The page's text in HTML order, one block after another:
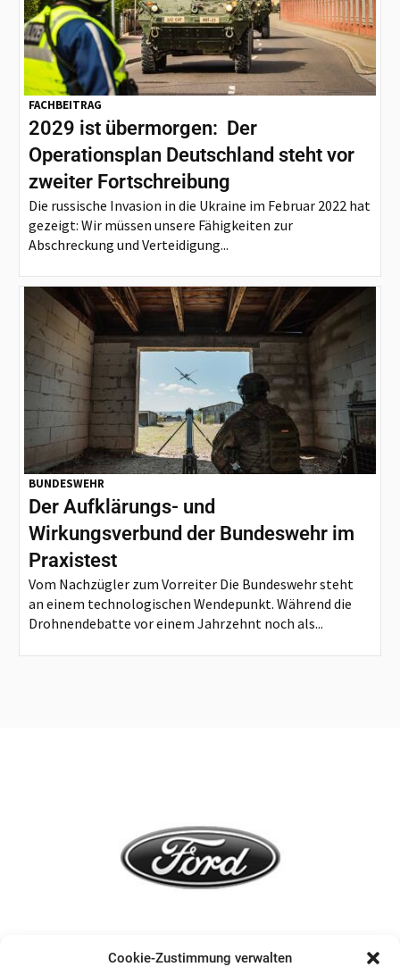
Cookie-Zustimmung verwalten
FACHBEITRAG
2029 ist übermorgen: Der
Operationsplan Deutschland steht vor
zweiter Fortschreibung
Die russische Invasion in die Ukraine im Februar 2022 hat
gezeigt: Wir müssen unsere Fähigkeiten zur
Abschreckung und Verteidigung...
BUNDESWEHR
Der Aufklärungs- und
Wirkungsverbund der Bundeswehr im
Praxistest
Vom Nachzügler zum Vorreiter Die Bundeswehr steht
an einem technologischen Wendepunkt. Während die
Drohnendebatte vor einem Jahrzehnt noch als...